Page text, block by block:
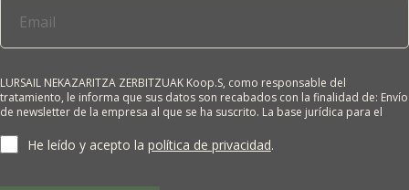
LURSAIL NEKAZARITZA ZERBITZUAK Koop.S, como responsable del
tratamiento, le informa que sus datos son recabados con la finalidad de: Envío
de newsletter de la empresa al que se ha suscrito. La base jurídica para el
terceros salvo obligación legal. Cualquier persona tiene derecho a solicitar el
acceso, rectificación, supresión, limitación del tratamiento, oposición o
He leído y acepto la política de privacidad.